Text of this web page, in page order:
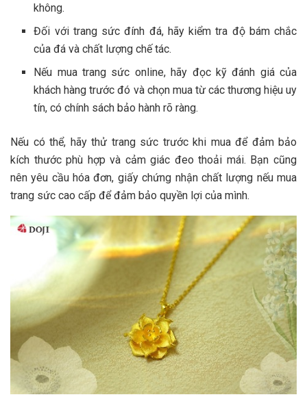
không.
Đối với trang sức đính đá, hãy kiểm tra độ bám chắc
của đá và chất lượng chế tác.
Nếu mua trang sức online, hãy đọc kỹ đánh giá của
khách hàng trước đó và chọn mua từ các thương hiệu uy
tín, có chính sách bảo hành rõ ràng.
Nếu có thể, hãy thử trang sức trước khi mua để đảm bảo
kích thước phù hợp và cảm giác đeo thoải mái. Bạn cũng
nên yêu cầu hóa đơn, giấy chứng nhận chất lượng nếu mua
trang sức cao cấp để đảm bảo quyền lợi của mình.